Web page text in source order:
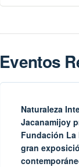
Eventos
Naturaleza
Jacanamijoy
Fundación La
gran